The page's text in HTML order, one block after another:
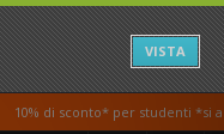
VISTA
10% di sconto* per studenti *si